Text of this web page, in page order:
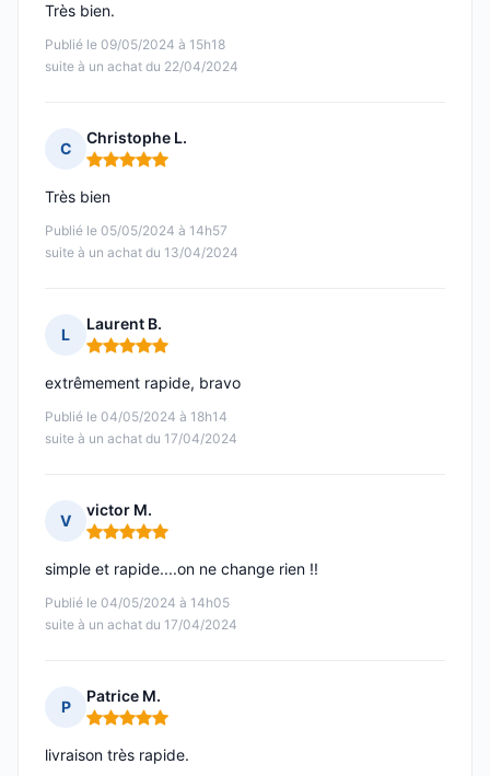
Publié le 09/05/2024 à 15h18
suite à un achat du 22/04/2024
Très bien.
C
Christophe L.
Note : 5 sur 5
Publié le 05/05/2024 à 14h57
suite à un achat du 13/04/2024
Très bien
L
Laurent B.
Note : 5 sur 5
Publié le 04/05/2024 à 18h14
suite à un achat du 17/04/2024
extrêmement rapide, bravo
V
victor M.
Note : 5 sur 5
Publié le 04/05/2024 à 14h05
suite à un achat du 17/04/2024
simple et rapide....on ne change rien !!
P
Patrice M.
Note : 5 sur 5
livraison très rapide.